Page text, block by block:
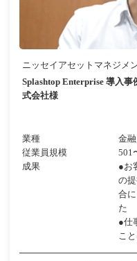
ニッセイアセットマネジメ
Splashtop Enterprise 導入
式会社様
業種
金
従業員規模
501
成果
●お
の
合
た
●仕
こ